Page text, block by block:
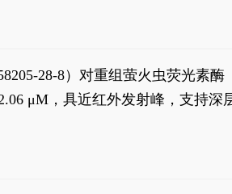
28-8）对重组萤火虫荧光素
活体动物模型中极低给药剂量下
μM，具近红外发射峰，支持